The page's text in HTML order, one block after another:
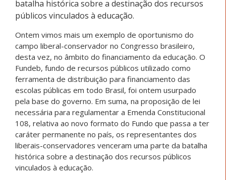
batalha histórica sobre a destinação dos recursos
públicos vinculados à educação.
Ontem vimos mais um exemplo de oportunismo do
campo liberal-conservador no Congresso brasileiro,
desta vez, no âmbito do financiamento da educação. O
Fundeb, fundo de recursos públicos utilizado como
ferramenta de distribuição para financiamento das
escolas públicas em todo Brasil, foi ontem usurpado
pela base do governo. Em suma, na proposição de lei
necessária para regulamentar a Emenda Constitucional
108, relativa ao novo formato do Fundo que passa a ter
caráter permanente no país, os representantes dos
liberais-conservadores venceram uma parte da batalha
histórica sobre a destinação dos recursos públicos
vinculados à educação.